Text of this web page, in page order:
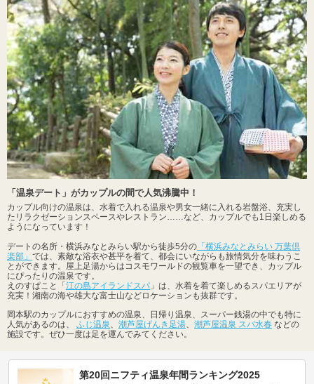
「温泉デート」がカップルの間で人気沸騰中！
カップル向けの温泉は、水着で入れる温泉や男女一緒に入れる岩盤浴、充実し
たリラクゼーションスペースやレストラン……など、カップルでも1日楽しめる
ようになっています！
デートの名所・横浜みなとみらい駅から徒歩5分の 「横浜みなとみらい 万葉倶
楽部」 では、素敵な浴衣や甚平を着て、都会にいながらも旅情気分を味わうこ
とができます。屋上足湯からはコスモワールドの観覧車を一望でき、カップル
にぴったりの温泉です。
えのすぱこと「江の島アイランドスパ 」は、水着を着て楽しめるスパエリアが
充実！湘南の海や雄大な富士山などロケーションも抜群です。
岡本駅のカップルにおすすめの温泉、日帰り温泉、スーパー銭湯の中でも特に
人気があるのは、 ふじ温泉 潮芦屋げんき足湯 潮芦屋温泉 スパ水春 などの
施設です。ぜひ一度は足を運んでみてください。
第20回ニフティ温泉年間ランキング2025